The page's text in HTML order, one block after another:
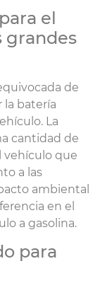
el
grandes
de
la batería
La
cantidad de
vehículo que
a las
ambiental
en el
a gasolina.
para